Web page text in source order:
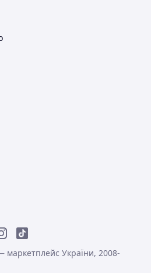
України, 2008-